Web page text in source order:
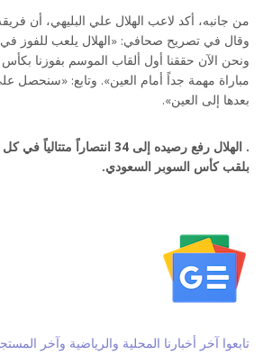
من جانبه، أكد لاعب الهلال علي البليهي، أن
وقال في تصريح صحافي: «الهلال يلعب للفوز في
ونحن الآن حققنا أول ألقاب الموسم بفوزنا بكأس
مباراة مهمة جداً أمام العين». وتابع: «سنحصل
بعدها إلى العين».
. الهلال رفع رصيده إلى 34
بلقب كأس السوبر السعودي.
تابعوا آخر أخبارنا المحلية والرياضية وآخر